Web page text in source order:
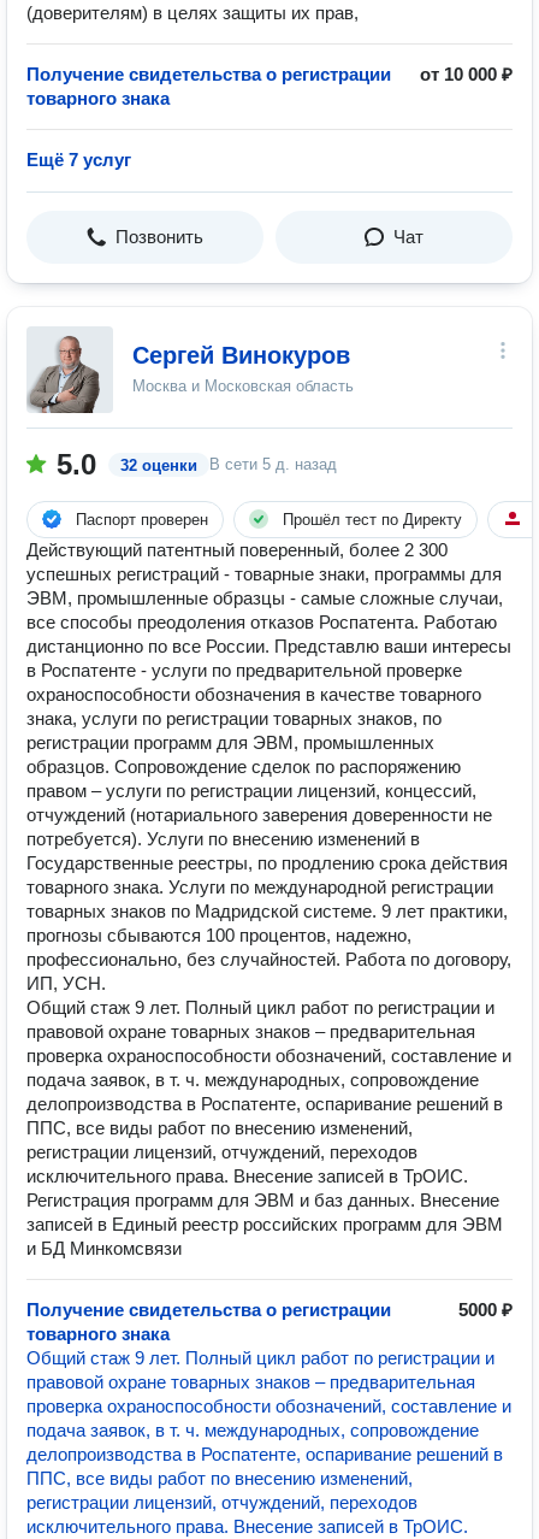
(доверителям) в целях защиты их прав,
Получение свидетельства о регистрации
товарного знака
от 10 000 ₽
Ещё 7 услуг
Позвонить Чат
Сергей Винокуров
Москва и Московская область
5.0 32 оценки В сети 5 д. назад
Паспорт проверен Прошёл тест по Директу
Действующий патентный поверенный, более 2 300
успешных регистраций - товарные знаки, программы для
ЭВМ, промышленные образцы - самые сложные случаи,
все способы преодоления отказов Роспатента. Работаю
дистанционно по все России. Представлю ваши интересы
в Роспатенте - услуги по предварительной проверке
охраноспособности обозначения в качестве товарного
знака, услуги по регистрации товарных знаков, по
регистрации программ для ЭВМ, промышленных
образцов. Сопровождение сделок по распоряжению
правом – услуги по регистрации лицензий, концессий,
отчуждений (нотариального заверения доверенности не
потребуется). Услуги по внесению изменений в
Государственные реестры, по продлению срока действия
товарного знака. Услуги по международной регистрации
товарных знаков по Мадридской системе. 9 лет практики,
прогнозы сбываются 100 процентов, надежно,
профессионально, без случайностей. Работа по договору,
ИП, УСН.
Общий стаж 9 лет. Полный цикл работ по регистрации и
правовой охране товарных знаков – предварительная
проверка охраноспособности обозначений, составление и
подача заявок, в т. ч. международных, сопровождение
делопроизводства в Роспатенте, оспаривание решений в
ППС, все виды работ по внесению изменений,
регистрации лицензий, отчуждений, переходов
исключительного права. Внесение записей в ТрОИС.
Регистрация программ для ЭВМ и баз данных. Внесение
записей в Единый реестр российских программ для ЭВМ
и БД Минкомсвязи
Получение свидетельства о регистрации
товарного знака
5000 ₽
Общий стаж 9 лет. Полный цикл работ по регистрации и
правовой охране товарных знаков – предварительная
проверка охраноспособности обозначений, составление и
подача заявок, в т. ч. международных, сопровождение
делопроизводства в Роспатенте, оспаривание решений в
ППС, все виды работ по внесению изменений,
регистрации лицензий, отчуждений, переходов
исключительного права. Внесение записей в ТрОИС.